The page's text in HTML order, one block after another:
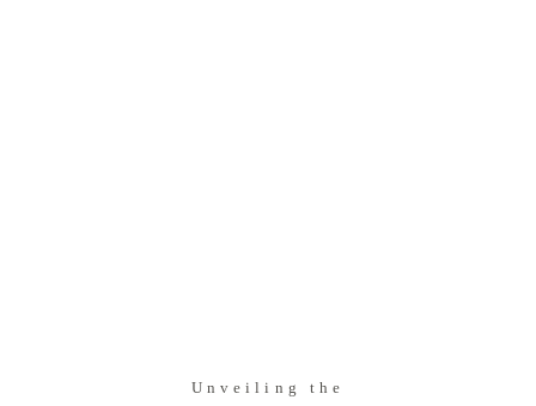
Unveiling the